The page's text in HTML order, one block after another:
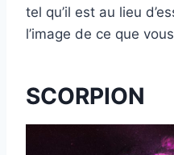
tel qu’il est au lieu
l’image de ce que
SCORPION